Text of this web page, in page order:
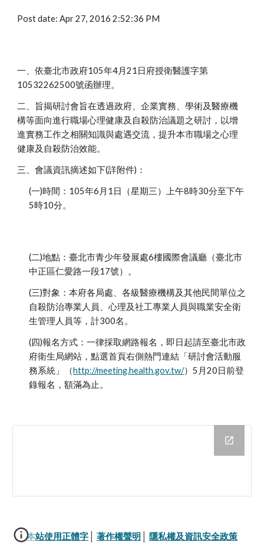
Post date: Apr 27, 2016 2:52:36 PM
一、依臺北市政府105年4月21日府授衛醫護字第
10532262500號函辦理。
二、旨揭研討會旨在透過政府、企業實務、學術及醫療機
構等面向進行職場心理健康及自殺防治議題之研討，以增
進實務工作之相關知識與處遇交流，提升本市職場之心理
健康及自殺防治效能。
三、會議資訊摘述如下(詳附件)：
(一)時間：105年6月1日（星期三）上午8時30分至下午
5時10分。
(二)地點：臺北市青少年發展處6樓國際會議廳（臺北市
中正區仁愛路一段17號）。
(三)對象：本府各局處、各級醫療機構及其他民間單位之
自殺防治專業人員、心理及社工專業人員與職業安全衛
生管理人員等，計300名。
(四)報名方式：一律採取網路報名，即日起請至臺北市政
府衛生局網站，點選首頁右側熱門連結「研討會活動服
務系統」（http://meeting.health.gov.tw/）5月20日前登
錄報名，額滿為止。
本站使用正體字 著作權聲明 隱私權及資訊安全政策